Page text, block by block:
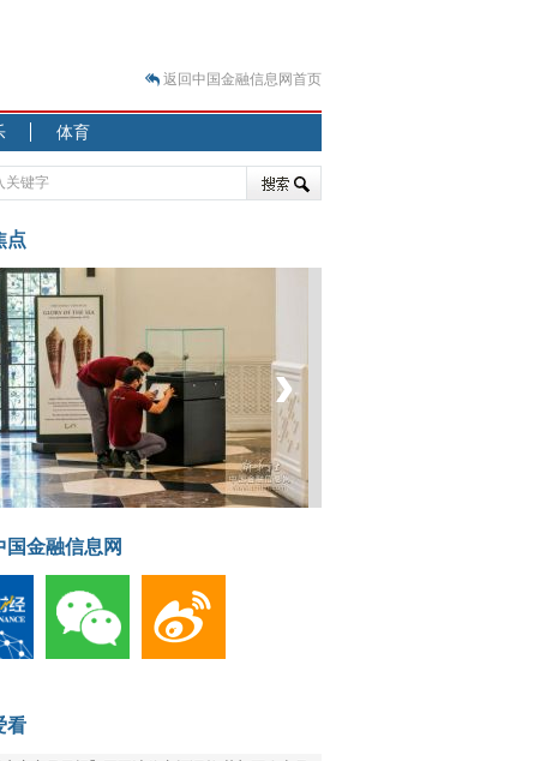
之旅
）
跷板” 结构性失衡藏
下行
弱
析
）
返回中国金融信息网首页
体育
点
宾：防疫降级
›
国金融信息网
看